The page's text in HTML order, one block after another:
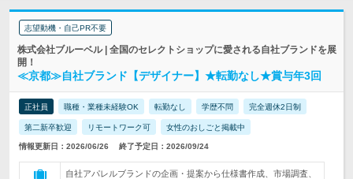
志望動機・自己PR不要
株式会社ブルーベル | 全国のセレクトショップに愛される自社ブランドを展
開！
≪京都≫自社ブランド【デザイナー】★転勤なし★賞与年3回
正社員 職種・業種未経験OK 転勤なし 学歴不問 完全週休2日制
第二新卒歓迎 リモートワーク可 女性のおしごと掲載中
情報更新日：2026/06/26 終了予定日：2026/09/24
自社アパレルブランドの企画・提案から仕様書作成、市場調査、